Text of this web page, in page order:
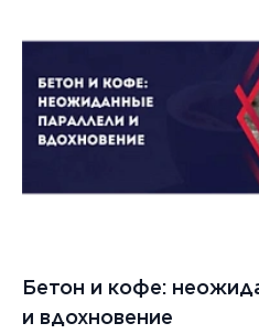
Бетон и кофе:
и вдохновение